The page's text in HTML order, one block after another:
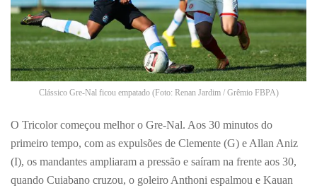
Clássico Gre-Nal ficou empatado (Foto: Renan Jardim / Grêmio FBPA)
O Tricolor começou melhor o Gre-Nal. Aos 30 minutos do
primeiro tempo, com as expulsões de Clemente (G) e Allan Aniz
(I), os mandantes ampliaram a pressão e saíram na frente aos 30,
quando Cuiabano cruzou, o goleiro Anthoni espalmou e Kauan